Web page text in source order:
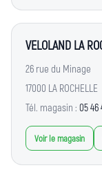
VELOLAND LA
26 rue du Minage
17000 LA ROCHELLE
Tél. magasin : 05 46
Voir le magasin